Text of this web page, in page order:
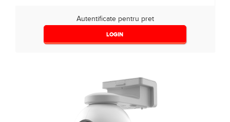
Autentificate pentru pret
LOGIN